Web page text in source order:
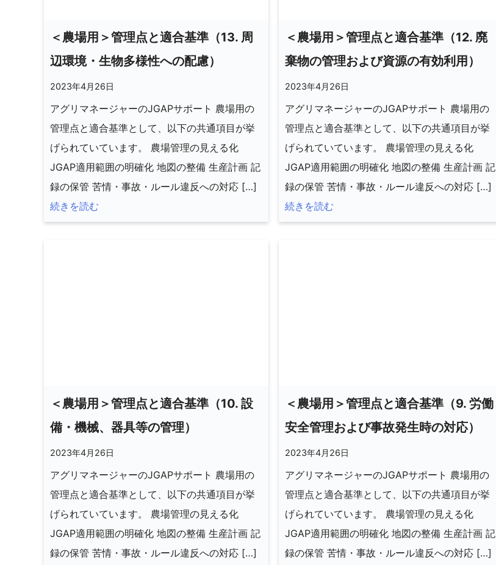
＜農場用＞管理点と適合基準（13. 周
辺環境・生物多様性への配慮）
2023年4月26日
アグリマネージャーのJGAPサポート 農場用の
管理点と適合基準として、以下の共通項目が挙
げられていています。 農場管理の見える化
JGAP適用範囲の明確化 地図の整備 生産計画 記
録の保管 苦情・事故・ルール違反への対応 […]
続きを読む
＜農場用＞管理点と適合基準（12. 廃
棄物の管理および資源の有効利用）
2023年4月26日
アグリマネージャーのJGAPサポート 農場用の
管理点と適合基準として、以下の共通項目が挙
げられていています。 農場管理の見える化
JGAP適用範囲の明確化 地図の整備 生産計画 記
録の保管 苦情・事故・ルール違反への対応 […]
続きを読む
＜農場用＞管理点と適合基準（10. 設
備・機械、器具等の管理）
2023年4月26日
アグリマネージャーのJGAPサポート 農場用の
管理点と適合基準として、以下の共通項目が挙
げられていています。 農場管理の見える化
JGAP適用範囲の明確化 地図の整備 生産計画 記
録の保管 苦情・事故・ルール違反への対応 […]
＜農場用＞管理点と適合基準（9. 労働
安全管理および事故発生時の対応）
2023年4月26日
アグリマネージャーのJGAPサポート 農場用の
管理点と適合基準として、以下の共通項目が挙
げられていています。 農場管理の見える化
JGAP適用範囲の明確化 地図の整備 生産計画 記
録の保管 苦情・事故・ルール違反への対応 […]